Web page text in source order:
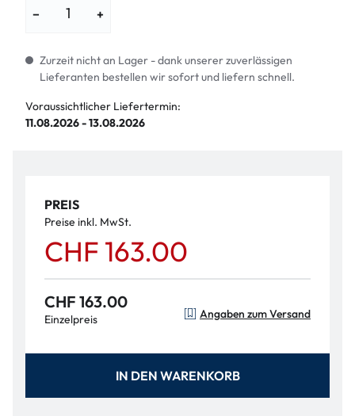
− +
Zurzeit nicht an Lager - dank unserer zuverlässigen
Lieferanten bestellen wir sofort und liefern schnell.
Voraussichtlicher Liefertermin:
11.08.2026 - 13.08.2026
PREIS
Preise inkl. MwSt.
CHF 163.00
CHF 163.00
Einzelpreis Angaben zum Versand
IN DEN WARENKORB